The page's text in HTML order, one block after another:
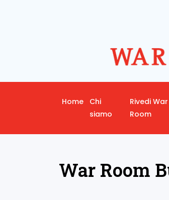
Home
Chi
siamo
Rivedi War
Room
War Room